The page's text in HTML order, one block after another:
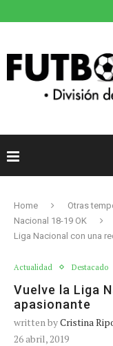
Home Otras
Nacional 18-19 OK
Liga Nacional con una
Actualidad Destacado
Vuelve la Liga
apasionante
written byCristina
26 abril, 2019